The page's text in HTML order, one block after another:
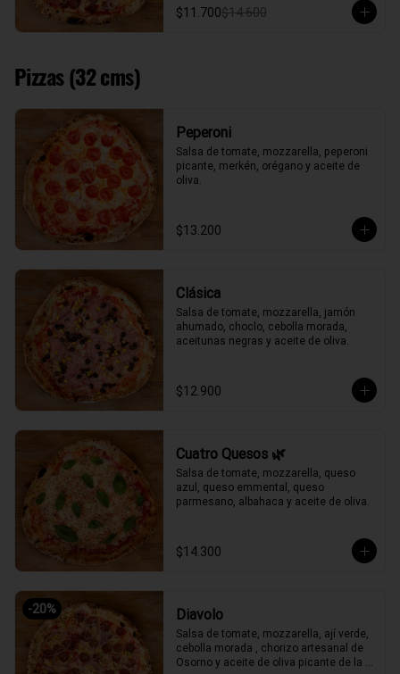
$11.700$14.600
Pizzas (32 cms)
Peperoni
Salsa de tomate, mozzarella, peperoni
picante, merkén, orégano y aceite de
oliva.
$13.200
Clásica
Salsa de tomate, mozzarella, jamón
ahumado, choclo, cebolla morada,
aceitunas negras y aceite de oliva.
$12.900
Cuatro Quesos 🌿
Salsa de tomate, mozzarella, queso
azul, queso emmental, queso
parmesano, albahaca y aceite de oliva.
$14.300
-20% Diavolo
Salsa de tomate, mozzarella, ají verde,
cebolla morada , chorizo artesanal de
Osorno y aceite de oliva picante de la